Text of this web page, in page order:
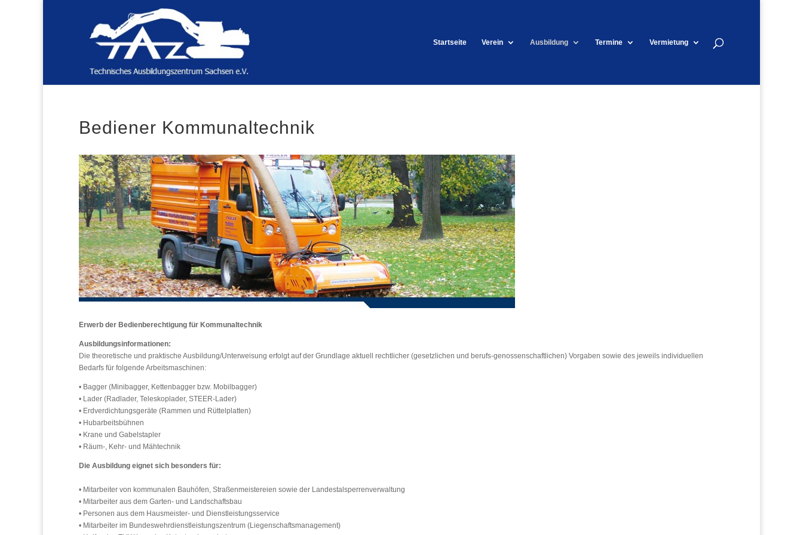
Startseite Verein Ausbildung Termine Vermietung
Bediener Kommunaltechnik
Erwerb der Bedienberechtigung für Kommunaltechnik
Ausbildungsinformationen:
Die theoretische und praktische Ausbildung/Unterweisung erfolgt auf der Grundlage aktuell rechtlicher (gesetzlichen und berufs-genossenschaftlichen) Vorgaben sowie des jeweils individuellen
Bedarfs für folgende Arbeitsmaschinen:
• Bagger (Minibagger, Kettenbagger bzw. Mobilbagger)
• Lader (Radlader, Teleskoplader, STEER-Lader)
• Erdverdichtungsgeräte (Rammen und Rüttelplatten)
• Hubarbeitsbühnen
• Krane und Gabelstapler
• Räum-, Kehr- und Mähtechnik
Die Ausbildung eignet sich besonders für:
• Mitarbeiter von kommunalen Bauhöfen, Straßenmeistereien sowie der Landestalsperrenverwaltung
• Mitarbeiter aus dem Garten- und Landschaftsbau
• Personen aus dem Hausmeister- und Dienstleistungsservice
• Mitarbeiter im Bundeswehrdienstleistungszentrum (Liegenschaftsmanagement)